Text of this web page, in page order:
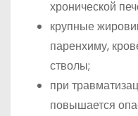
хронической
крупные
паренхиму,
стволы;
при
повышается